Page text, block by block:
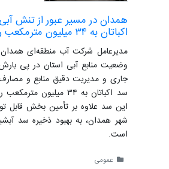
همدان در مسیر عبور از تنش
اکباتان به ۳۴ میلیون مترمکعب رسید
مدیرعامل شرکت آب منطقه‌ای همدان
وضعیت منابع آبی استان در پی
جاری و مدیریت دقیق منابع و
سد اکباتان به ۳۴ میلیون
این سد علاوه بر تأمین بخش قابل
شهر همدان، به بهبود ذخیره سد
است.
عمومی